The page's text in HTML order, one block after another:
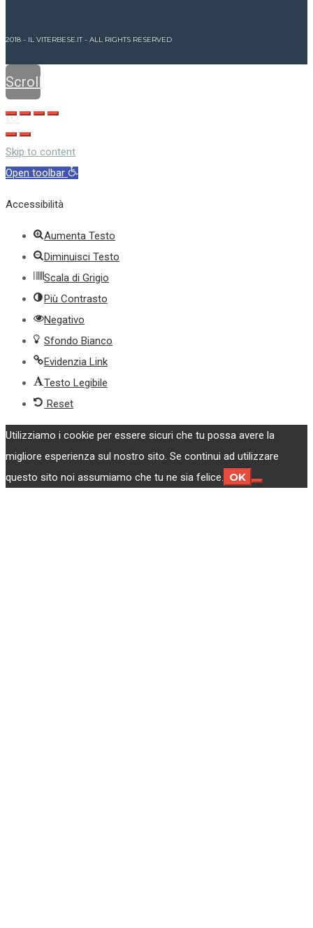
2018 - IL VITERBESE.IT - ALL RIGHTS RESERVED
Scroll
to
top
Skip to content
Open toolbar
Accessibilità
Aumenta Testo
Diminuisci Testo
Scala di Grigio
Più Contrasto
Negativo
Sfondo Bianco
Evidenzia Link
Testo Legibile
Reset
Utilizziamo i cookie per essere sicuri che tu possa avere la
migliore esperienza sul nostro sito. Se continui ad utilizzare
questo sito noi assumiamo che tu ne sia felice. OK